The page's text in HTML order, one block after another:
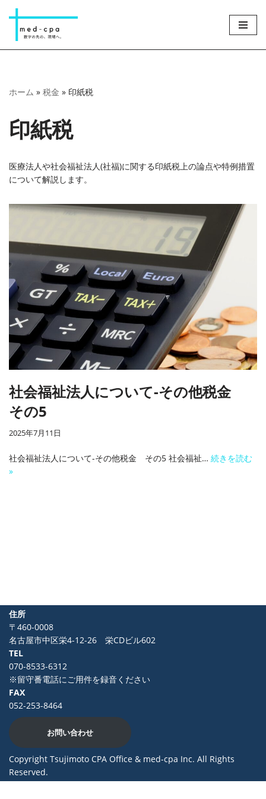
ン
へ
キ
ッ
ホーム » 税金 » 印紙税
印紙税
医療法人や社会福祉法人(社福)に関する印紙税上の論点や特例措置
について解説します。
社会福祉法人について-その他税金
その5
2025年7月11日
社会福祉法人について-その他税金 その5 社会福祉… 続きを読む
»
住所
〒460-0008
名古屋市中区栄4-12-26 栄CDビル602
TEL
070-8533-6312
※留守番電話にご用件を録音ください
FAX
052-253-8464
お問い合わせ
Copyright Tsujimoto CPA Office & med-cpa Inc. All Rights
Reserved.